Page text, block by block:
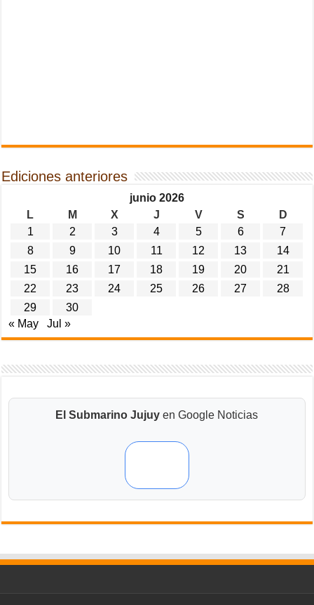
Ediciones anteriores
junio 2026
L
M X J V S
D
1
2 3 4 5 6
7
8
9 10 11 12 13
14
15
16 17 18 19 20
21
22
23 24 25 26 27
28
29
30
« May
Jul »
El Submarino Jujuy en Google Noticias